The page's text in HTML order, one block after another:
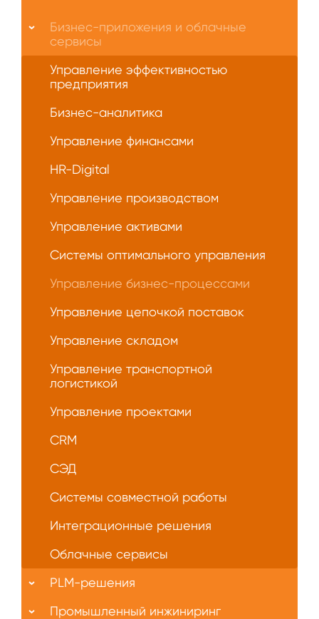
нас
Бизнес-приложения и облачные
сервисы
Управление эффективностью
предприятия
Бизнес-аналитика
Управление финансами
HR-Digital
Управление производством
Управление активами
Системы оптимального управления
Управление бизнес-процессами
Управление цепочкой поставок
Управление складом
Управление транспортной
логистикой
Управление проектами
CRM
СЭД
Системы совместной работы
Интеграционные решения
Облачные сервисы
PLM-решения
Промышленный инжиниринг